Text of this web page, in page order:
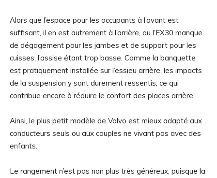
Alors que l’espace pour les occupants à l’avant est
suffisant, il en est autrement à l’arrière, ou l’EX30 manque
de dégagement pour les jambes et de support pour les
cuisses, l’assise étant trop basse. Comme la banquette
est pratiquement installée sur l’essieu arrière, les impacts
de la suspension y sont durement ressentis, ce qui
contribue encore à réduire le confort des places arrière.
Ainsi, le plus petit modèle de Volvo est mieux adapté aux
conducteurs seuls ou aux couples ne vivant pas avec des
enfants.
Le rangement n’est pas non plus très généreux, puisque la